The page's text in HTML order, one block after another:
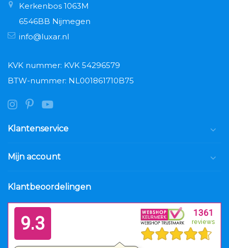
Kerkenbos 1063M
6546BB Nijmegen
info@luxar.nl
KVK nummer: KVK 54296579
BTW-nummer: NL001861710B75
Klantenservice
Mijn account
Klantbeoordelingen